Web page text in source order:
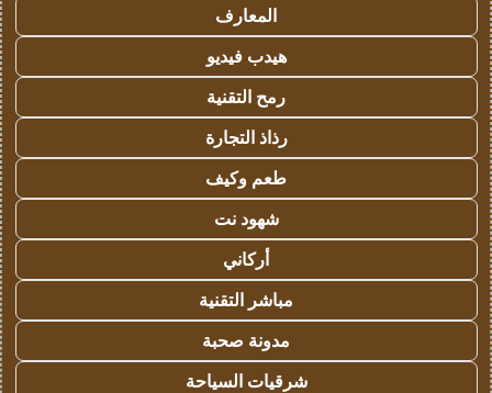
المعارف
هيدب فيديو
رمح التقنية
رذاذ التجارة
طعم وكيف
شهود نت
أركاني
مباشر التقنية
مدونة صحبة
شرقيات السياحة